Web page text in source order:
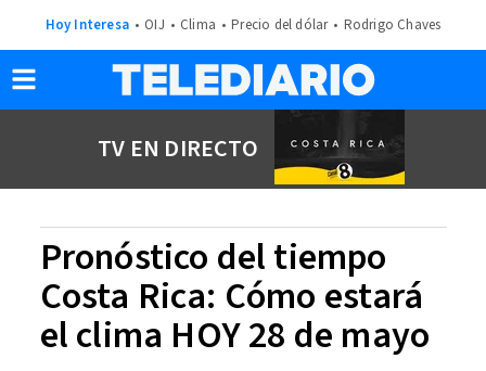
Hoy Interesa OIJ Clima Precio del dólar Rodrigo Chaves
TV EN DIRECTO
Pronóstico del tiempo
Costa Rica: Cómo estará
el clima HOY 28 de mayo